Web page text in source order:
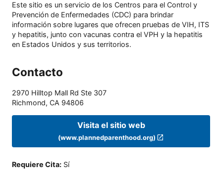
Este sitio es un servicio de los Centros para el Control y
Prevención de Enfermedades (CDC) para brindar
información sobre lugares que ofrecen pruebas de VIH, ITS
y hepatitis, junto con vacunas contra el VPH y la hepatitis
en Estados Unidos y sus territorios.
Contacto
2970 Hilltop Mall Rd Ste 307
Richmond, CA 94806
Visita el sitio web
(www.plannedparenthood.org)
Requiere Cita: Sí